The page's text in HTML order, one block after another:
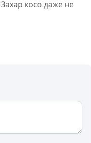
косо даже не